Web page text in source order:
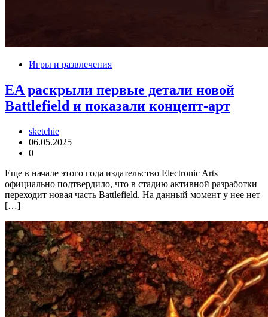
Игры и развлечения
EA раскрыли первые детали новой
Battlefield и показали концепт-арт
sketchie
06.05.2025
0
Еще в начале этого года издательство Electronic Arts
официально подтвердило, что в стадию активной разработки
переходит новая часть Battlefield. На данный момент у нее нет
[…]